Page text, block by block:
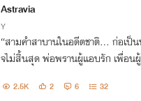
Astravia
Y
“สามคำสาบานในอดีตชาติ… ก่อเป็
จไม่สิ้นสุด พ่อพรานผู้แอบรัก เพื่อน
นและผีได้จบสิ้น"
2.5K 2 6 32